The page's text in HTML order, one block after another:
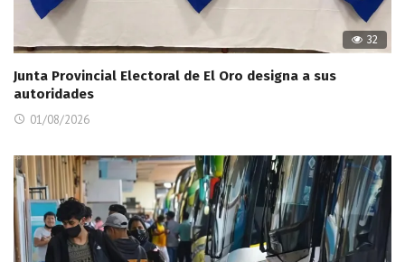
32
Junta Provincial Electoral de El Oro designa a sus
autoridades
01/08/2026